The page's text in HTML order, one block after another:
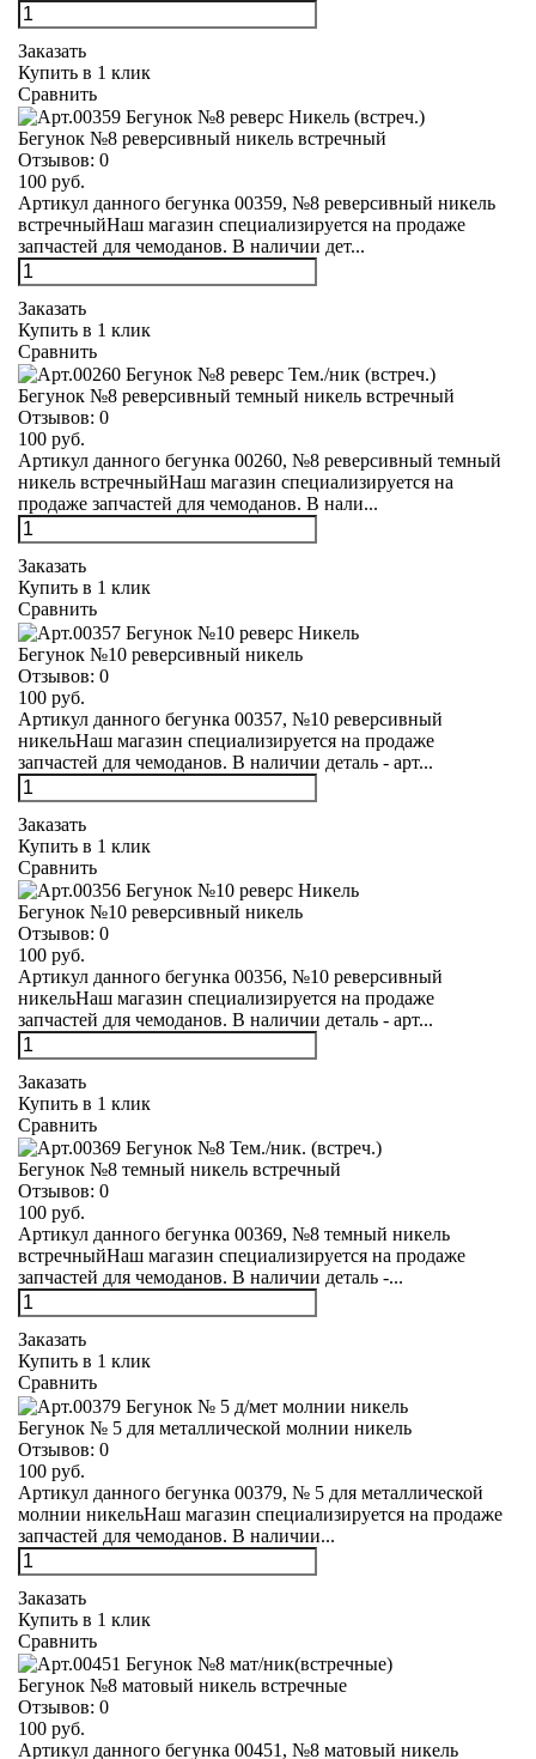
Заказать
Купить в 1 клик
Сравнить
Бегунок №8 реверсивный никель встречный
Отзывов: 0
100 руб.
Артикул данного бегунка 00359, №8 реверсивный никель
встречныйНаш магазин специализируется на продаже
запчастей для чемоданов. В наличии дет...
Заказать
Купить в 1 клик
Сравнить
Бегунок №8 реверсивный темный никель встречный
Отзывов: 0
100 руб.
Артикул данного бегунка 00260, №8 реверсивный темный
никель встречныйНаш магазин специализируется на
продаже запчастей для чемоданов. В нали...
Заказать
Купить в 1 клик
Сравнить
Бегунок №10 реверсивный никель
Отзывов: 0
100 руб.
Артикул данного бегунка 00357, №10 реверсивный
никельНаш магазин специализируется на продаже
запчастей для чемоданов. В наличии деталь - арт...
Заказать
Купить в 1 клик
Сравнить
Бегунок №10 реверсивный никель
Отзывов: 0
100 руб.
Артикул данного бегунка 00356, №10 реверсивный
никельНаш магазин специализируется на продаже
запчастей для чемоданов. В наличии деталь - арт...
Заказать
Купить в 1 клик
Сравнить
Бегунок №8 темный никель встречный
Отзывов: 0
100 руб.
Артикул данного бегунка 00369, №8 темный никель
встречныйНаш магазин специализируется на продаже
запчастей для чемоданов. В наличии деталь -...
Заказать
Купить в 1 клик
Сравнить
Бегунок № 5 для металлической молнии никель
Отзывов: 0
100 руб.
Артикул данного бегунка 00379, № 5 для металлической
молнии никельНаш магазин специализируется на продаже
запчастей для чемоданов. В наличии...
Заказать
Купить в 1 клик
Сравнить
Бегунок №8 матовый никель встречные
Отзывов: 0
100 руб.
Артикул данного бегунка 00451, №8 матовый никель